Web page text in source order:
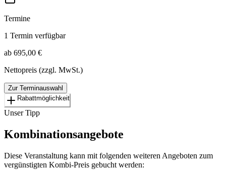
Termine
1 Termin verfügbar
ab 695,00 €
Nettopreis (zzgl. MwSt.)
Zur Terminauswahl
Rabattmöglichkeit
Unser Tipp
Kombinationsangebote
Diese Veranstaltung kann mit folgenden weiteren Angeboten zum
vergünstigten Kombi-Preis gebucht werden: